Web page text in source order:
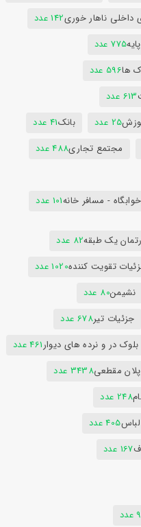
داخلی ناهار خوری142 عدد
775 عدد
ها596 عدد
613 عدد
25 عدد بانک41 عدد
مجتمع تجاری488 عدد
- مسافر خانه101 عدد
یک طبقه82 عدد
تقویت کننده1020 عدد
نشیمن80 عدد
جزئیات تیر678 عدد
بلوک در و نرده های دیوار461 عدد
پلان مقطعی3438 عدد
248 عدد
405 عدد
167 عدد